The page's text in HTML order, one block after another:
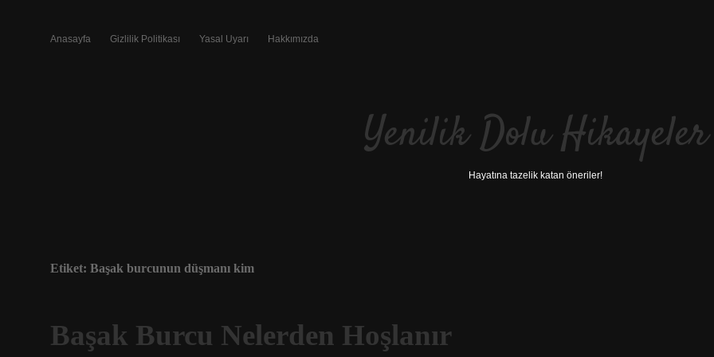
Anasayfa Gizlilik Politikası Yasal Uyarı Hakkımızda
Yenilik Dolu Hikayeler
Hayatına tazelik katan öneriler!
Etiket: Başak burcunun düşmanı kim
Başak Burcu Nelerden Hoşlanır